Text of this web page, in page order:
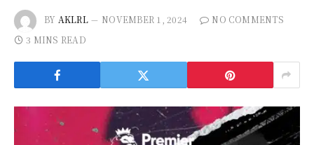
BY AKLRL NOVEMBER 1, 2024
NO COMMENTS
3 MINS READ